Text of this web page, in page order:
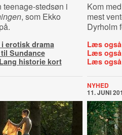
teenage-stedsøn i
, som Ekko
erotisk drama
Sundance
historie kort
Kom
mest
Dyrholm
Læs
Læs
Læs
NYHED
11. JUNI